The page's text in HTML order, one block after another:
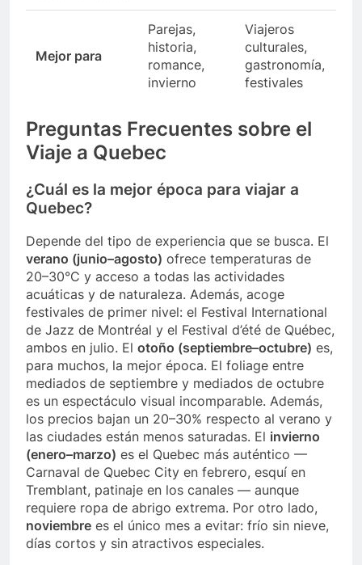
Mejor para
Parejas,
historia,
romance,
invierno
Viajeros
culturales,
gastronomía,
festivales
Preguntas Frecuentes sobre el
Viaje a Quebec
¿Cuál es la mejor época para viajar a
Quebec?
Depende del tipo de experiencia que se busca. El
verano (junio–agosto) ofrece temperaturas de
20–30°C y acceso a todas las actividades
acuáticas y de naturaleza. Además, acoge
festivales de primer nivel: el Festival International
de Jazz de Montréal y el Festival d’été de Québec,
ambos en julio. El otoño (septiembre–octubre) es,
para muchos, la mejor época. El foliage entre
mediados de septiembre y mediados de octubre
es un espectáculo visual incomparable. Además,
los precios bajan un 20–30% respecto al verano y
las ciudades están menos saturadas. El invierno
(enero–marzo) es el Quebec más auténtico —
Carnaval de Quebec City en febrero, esquí en
Tremblant, patinaje en los canales — aunque
requiere ropa de abrigo extrema. Por otro lado,
noviembre es el único mes a evitar: frío sin nieve,
días cortos y sin atractivos especiales.